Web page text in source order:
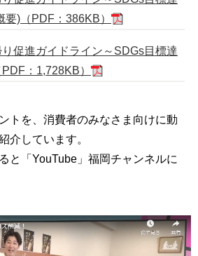
要)（PDF：386KB）
り促進ガイドライン～SDGs目標達
：1,728KB）
トを、消費者のみなさま向けに動
介しています。
と「YouTube」福岡チャンネルに